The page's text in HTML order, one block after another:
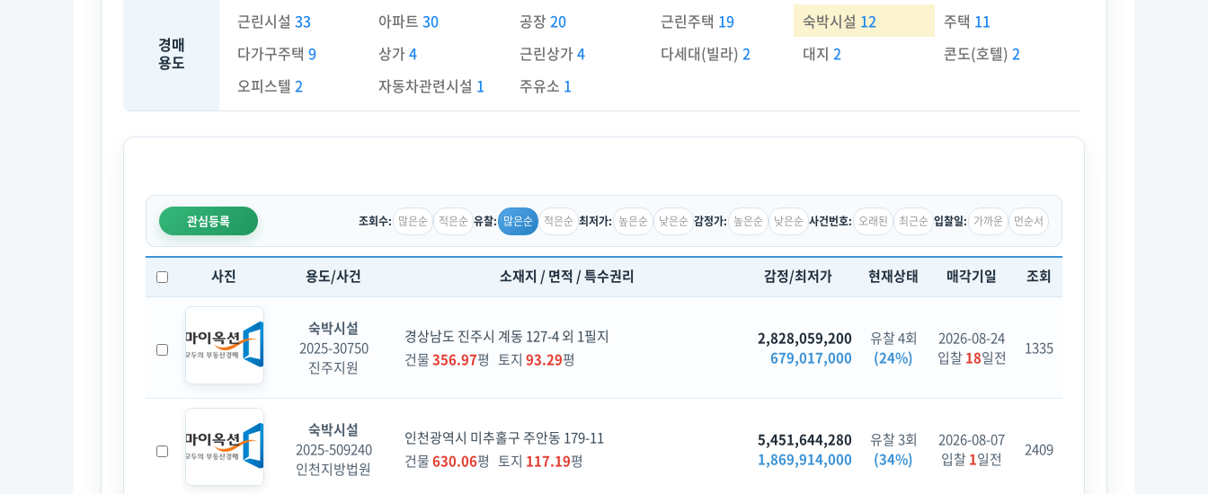
경매
용도
근린시설 33 아파트30 공장20 근린주택 19 숙박시설 12 주택 11
다가구주택 9 상가4 근린상가4 다세대(빌라)2 대지 2 콘도(호텔) 2
오피스텔 2 자동차관련시설 1 주유소 1
관심등록 조회수: 많은순 적은순 유찰: 많은순 적은순 최저가: 높은순 낮은순 감정가: 높은순 낮은순 사건번호: 오래된 최근순 입찰일: 가까운 먼순서
사진 용도/사건 소재지 / 면적 / 특수권리 감정/최저가 현재상태 매각기일 조회
숙박시설
2025-30750
진주지원
경상남도 진주시 계동 127-4 외 1필지
건물356.97평 토지 93.29평
2,828,059,200
679,017,000
유찰 4회
(24%)
2026-08-24
입찰18일전 1335
숙박시설
2025-509240
인천지방법원
인천광역시 미추홀구 주안동 179-11
건물630.06평 토지 117.19평
5,451,644,280
1,869,914,000
유찰 3회
(34%)
2026-08-07
입찰1일전 2409